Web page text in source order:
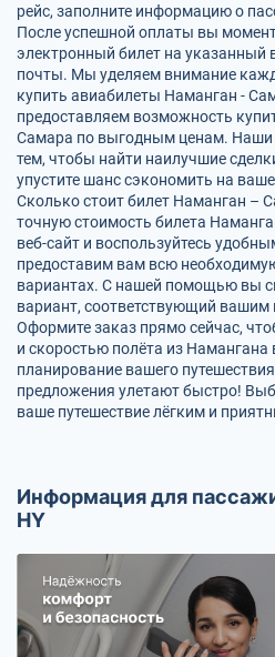
рейс, заполните информацию о
После успешной оплаты вы
электронный билет на указанный
почты. Мы уделяем внимание
купить авиабилеты Наманган -
предоставляем возможность
Самара по выгодным ценам. Наши
тем, чтобы найти наилучшие
упустите шанс сэкономить на
Сколько стоит билет Наманган –
точную стоимость билета
веб-сайт и воспользуйтесь
предоставим вам всю
вариантах. С нашей помощью вы
вариант, соответствующий вашим
Оформите заказ прямо сейчас,
и скоростью полёта из
планирование вашего
предложения улетают быстро!
ваше путешествие лёгким и
Информация для
HY